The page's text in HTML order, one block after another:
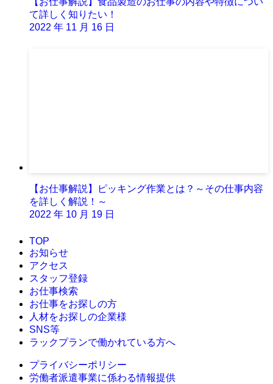
て詳しく知りたい！
2022 年 11 月 16 日
【お仕事解説】ピッキング作業とは？～その仕事内容
を詳しく解説！～
2022 年 10 月 19 日
TOP
お知らせ
アクセス
スタッフ登録
お仕事検索
お仕事をお探しの方
人材をお探しの企業様
SNS等
ラックプランで働かれている方へ
プライバシーポリシー
労働者派遣事業に係わる情報提供